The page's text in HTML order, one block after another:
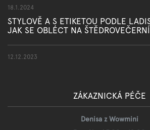
18.1.2024
STYLOVĚ A S ETIKETOU PODLE
JAK SE OBLÉCT NA
12.12.2023
ZÁKAZNICKÁ PÉČE
Denisa z Wowmini